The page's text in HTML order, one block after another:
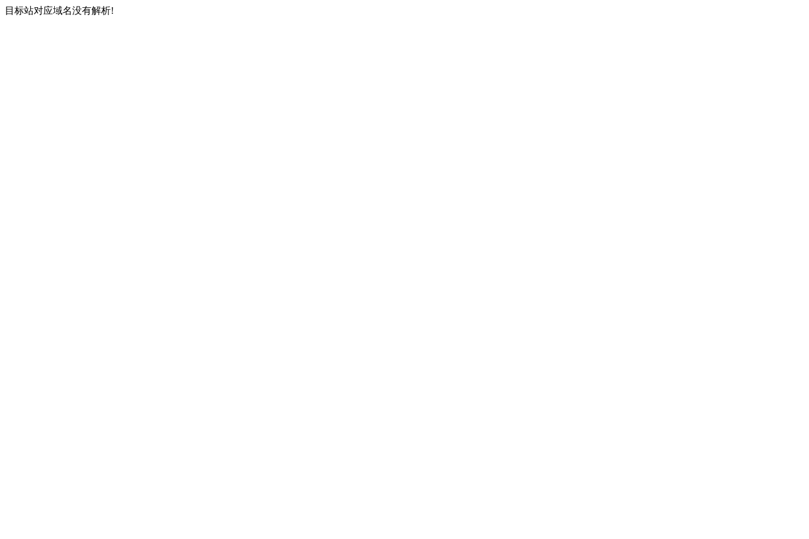
目标站对应域名没有解析!